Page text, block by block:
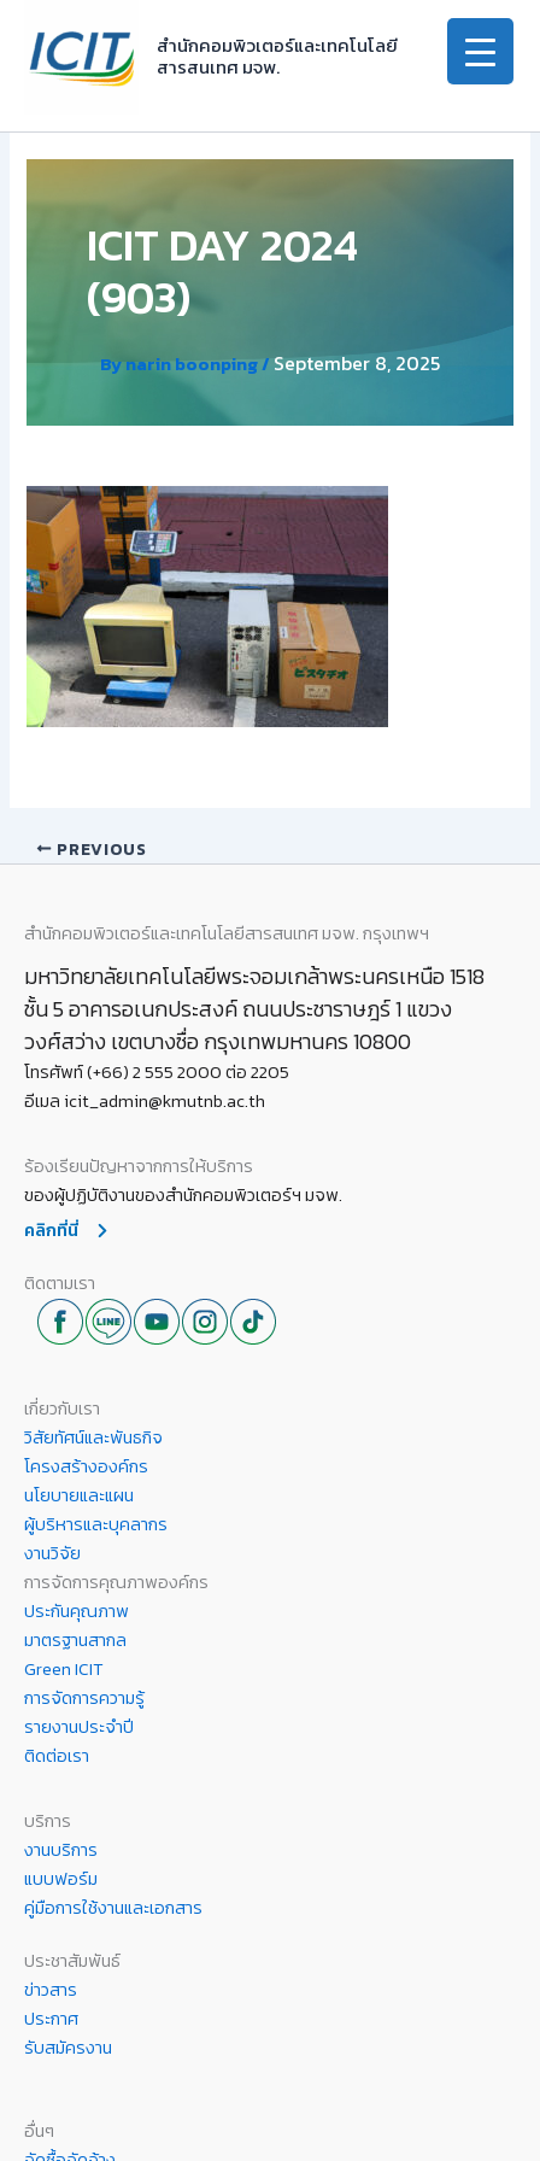
content
สำนักคอมพิวเตอร์และเทคโนโลยี
สารสนเทศ มจพ.
ICIT DAY 2024
(903)
Bynarin boonping/September 8, 2025
PREVIOUS
สำนักคอมพิวเตอร์และเทคโนโลยีสารสนเทศ มจพ. กรุงเทพฯ
มหาวิทยาลัยเทคโนโลยีพระจอมเกล้าพระนครเหนือ 1518
ชั้น 5 อาคารอเนกประสงค์ ถนนประชาราษฎร์ 1 แขวง
วงศ์สว่าง เขตบางซื่อ กรุงเทพมหานคร 10800
โทรศัพท์ (+66) 2 555 2000 ต่อ 2205
อีเมล icit_admin@kmutnb.ac.th
ร้องเรียนปัญหาจากการให้บริการ
ของผู้ปฏิบัติงานของสำนักคอมพิวเตอร์ฯ มจพ.
คลิกที่นี่
ติดตามเรา
เกี่ยวกับเรา
วิสัยทัศน์และพันธกิจ
โครงสร้างองค์กร
นโยบายและแผน
ผู้บริหารและบุคลากร
งานวิจัย
การจัดการคุณภาพองค์กร
ประกันคุณภาพ
มาตรฐานสากล
Green ICIT
การจัดการความรู้
รายงานประจำปี
ติดต่อเรา
บริการ
งานบริการ
แบบฟอร์ม
คู่มือการใช้งานและเอกสาร
ประชาสัมพันธ์
ข่าวสาร
ประกาศ
รับสมัครงาน
อื่นๆ